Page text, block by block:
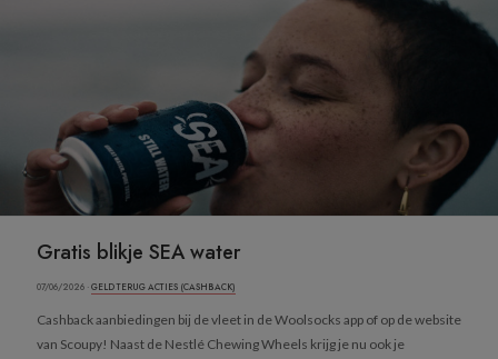
Gratis blikje SEA water
07/06/2026 ·GELD TERUG ACTIES (CASHBACK)
Cashback aanbiedingen bij de vleet in de Woolsocks app of op de website
van Scoupy! Naast de Nestlé Chewing Wheels krijg je nu ook je